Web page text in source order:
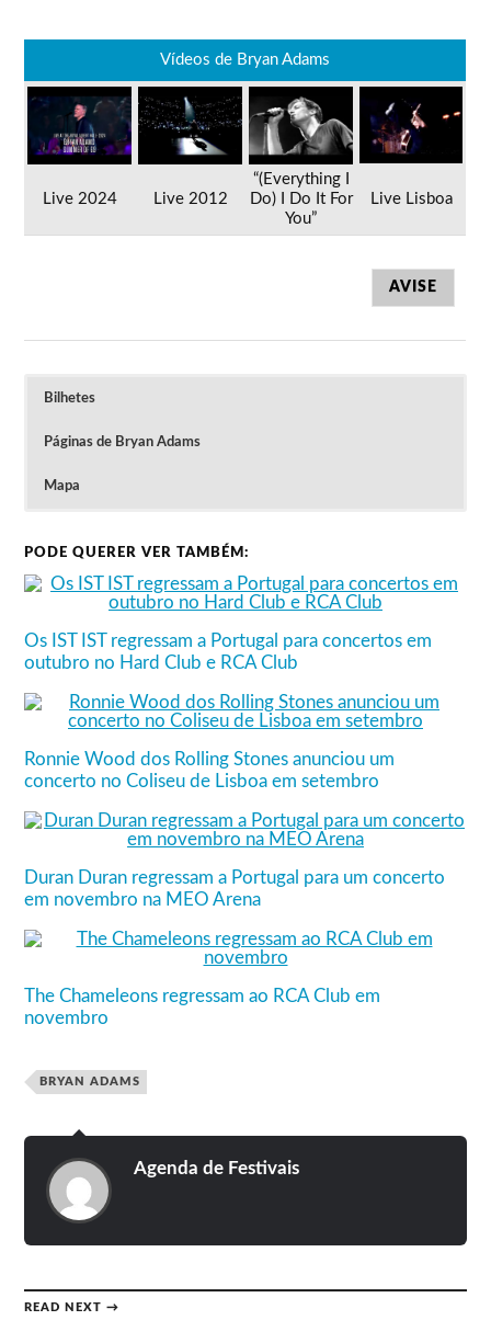
Vídeos de Bryan Adams
Live 2024 Live 2012
“(Everything I
Do) I Do It For
You”
Live Lisboa
AVISE
Bilhetes
Páginas de Bryan Adams
Mapa
Venda geral: 6 de março, às 10h00
PODE QUERER VER TAMBÉM:
Os IST IST regressam a Portugal para concertos em
outubro no Hard Club e RCA Club
Ronnie Wood dos Rolling Stones anunciou um
concerto no Coliseu de Lisboa em setembro
Duran Duran regressam a Portugal para um concerto
em novembro na MEO Arena
The Chameleons regressam ao RCA Club em
novembro
BRYAN ADAMS
Agenda de Festivais
READ NEXT →